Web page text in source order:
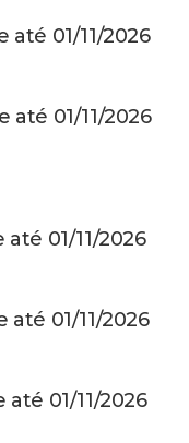
até 01/11/2026
até 01/11/2026
01/11/2026
01/11/2026
01/11/2026